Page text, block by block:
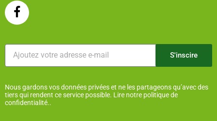
S'inscire
Nous gardons vos données privées et ne les partageons qu’avec des
tiers qui rendent ce service possible. Lire notre politique de
confidentialité..